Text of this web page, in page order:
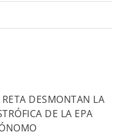
DESMONTAN LA
DE LA EPA